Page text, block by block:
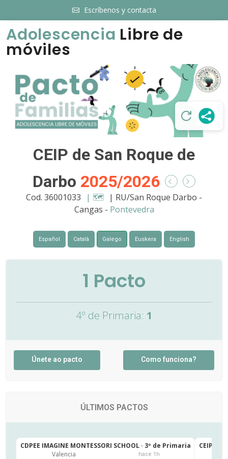
Escríbenos y contacta
Adolescencia Libre de
móviles
CEIP de San Roque de
Darbo 2025/2026
Cod. 36001033 | 🗺️ | RU/San Roque Darbo -
Cangas - Pontevedra
Español Català Galego Euskera English
1 Pacto
4º de Primaria: 1
Únete ao pacto Como funciona?
ÚLTIMOS PACTOS
CDPEE IMAGINE MONTESSORI SCHOOL · 3º de Primaria
Valencia
hace 1h
CEIP